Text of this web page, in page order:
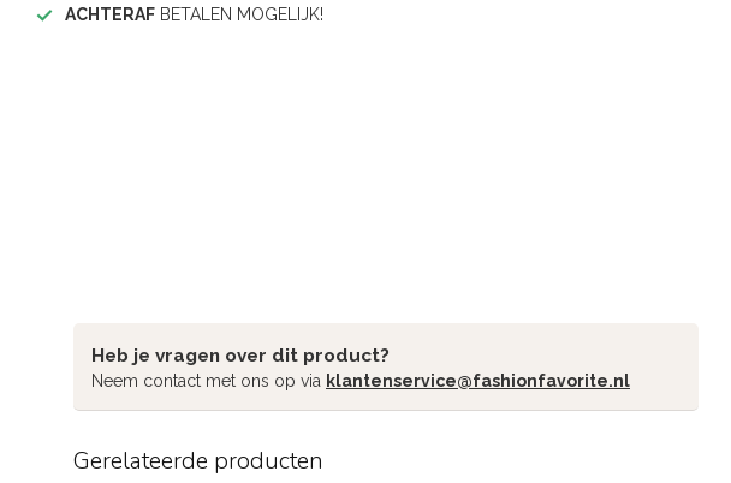
ACHTERAF BETALEN MOGELIJK!
Heb je vragen over dit product?
Neem contact met ons op via klantenservice@fashionfavorite.nl
Gerelateerde producten